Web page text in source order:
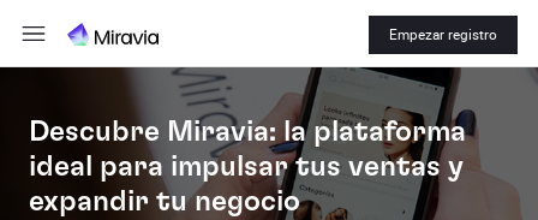
Empezar registro
Descubre Miravia: la plataforma
ideal para impulsar tus ventas y
expandir tu negocio